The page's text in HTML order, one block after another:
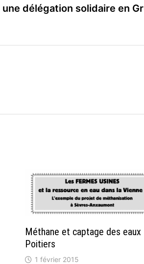
une délégation solidaire en
Méthane et captage des eaux
Poitiers
1 février 2015